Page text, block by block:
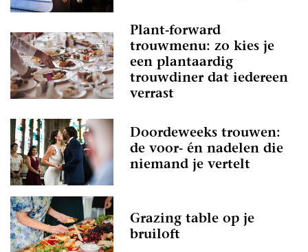
Plant-forward
trouwmenu: zo kies je
een plantaardig
trouwdiner dat iedereen
verrast
Doordeweeks trouwen:
de voor- én nadelen die
niemand je vertelt
Grazing table op je
bruiloft